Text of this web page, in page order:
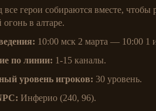
герои собираются вместе,
в алтаре.
10:00 мск 2 марта — 10:00 1
по линии: 1-15 каналы.
уровень игроков: 30 уровень.
Инферио (240, 96).